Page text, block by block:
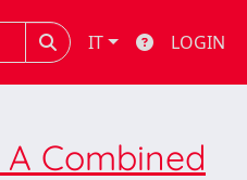
IT LOGIN
Combined